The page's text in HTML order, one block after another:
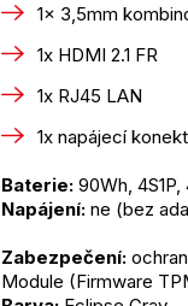
1x 3,5mm
1x HDMI 2.1 FR
1x RJ45 LAN
1x napájecí
Baterie: 90Wh,
Napájení: ne (bez
Zabezpečení:
Module (Firmware